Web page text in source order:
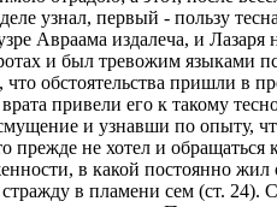
узнал, первый - пользу
Авраама издалеча, и
и был тревожим языками
обстоятельства пришли в
привели его к такому
и узнавши по опыту,
не хотел и
в какой постоянно жил
в пламени сем (ст.